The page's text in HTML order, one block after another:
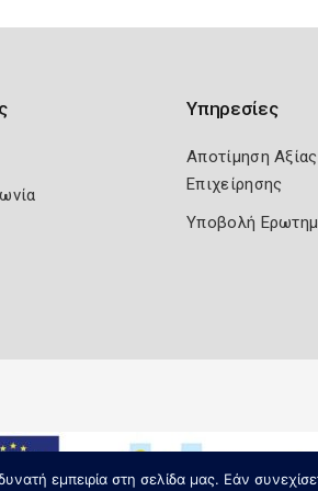
Υπηρεσίες
Αποτίμηση Αξίας
Επιχείρησης
Υποβολή
εμπειρία στη σελίδα μας. Εάν